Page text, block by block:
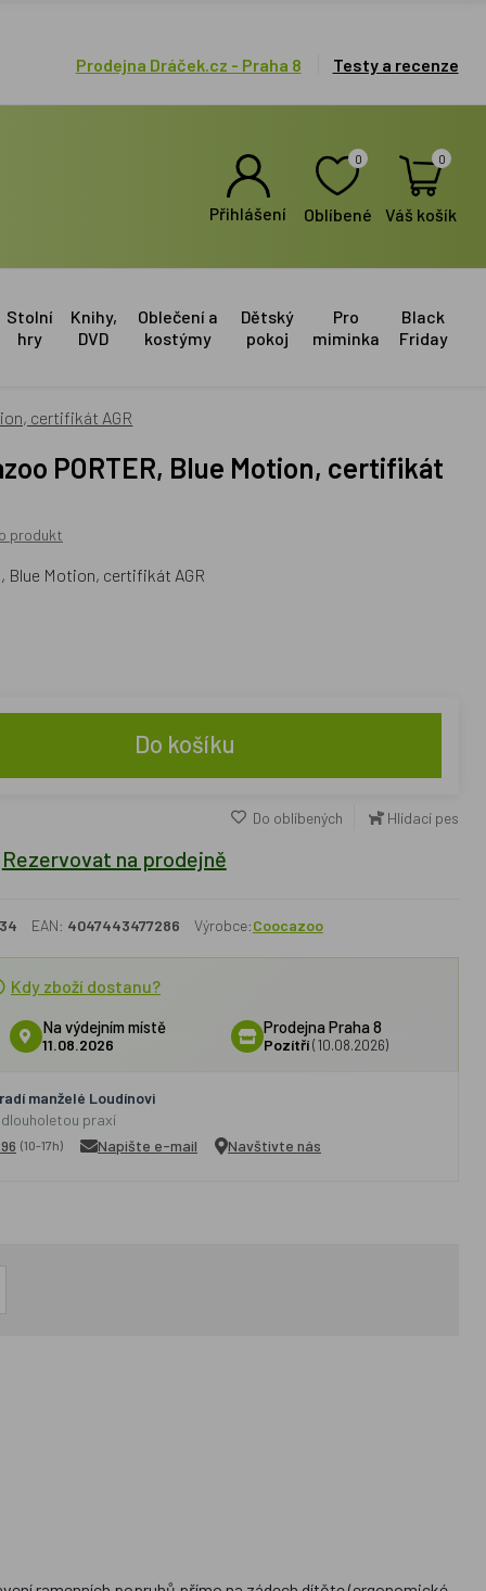
Prodejna Dráček.cz - Praha 8 Testy a recenze
Přihlášení
0
Oblíbené
0
Váš košík
Stolní
hry
Knihy,
DVD
Oblečení a
kostýmy
Dětský
pokoj
Pro
miminka
Black
Friday
certifikát AGR
produkt
Blue Motion, certifikát AGR
Do košíku
Do oblíbených Hlídací pes
Rezervovat na prodejně
EAN: 4047443477286 Výrobce:Coocazoo
Kdy zboží dostanu?
Na výdejním místě
11.08.2026
Prodejna Praha 8
Pozítří(10.08.2026)
manželé Loudínovi
praxí
(10-17h) Napište e-mail Navštivte nás